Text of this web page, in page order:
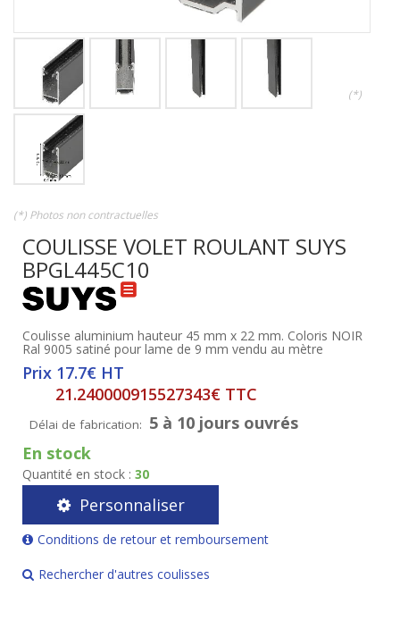
(*)
(*) Photos non contractuelles
COULISSE VOLET ROULANT SUYS
BPGL445C10
Coulisse aluminium hauteur 45 mm x 22 mm. Coloris NOIR
Ral 9005 satiné pour lame de 9 mm vendu au mètre
Prix 17.7€ HT
21.240000915527343€ TTC
Délai de fabrication: 5 à 10 jours ouvrés
En stock
Quantité en stock : 30
Personnaliser
Conditions de retour et remboursement
Rechercher d'autres coulisses